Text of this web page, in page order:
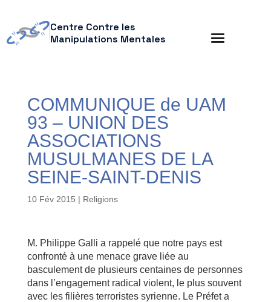
Centre Contre les
Manipulations Mentales
COMMUNIQUE de UAM
93 – UNION DES
ASSOCIATIONS
MUSULMANES DE LA
SEINE-SAINT-DENIS
10 Fév 2015 | Religions
M. Philippe Galli a rappelé que notre pays est
confronté à une menace grave liée au
basculement de plusieurs centaines de personnes
dans l’engagement radical violent, le plus souvent
avec les filières terroristes syrienne. Le Préfet a